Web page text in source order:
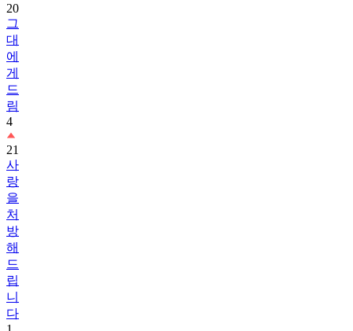
20
그
대
에
게
드
림
4
21
사
랑
을
처
방
해
드
립
니
다